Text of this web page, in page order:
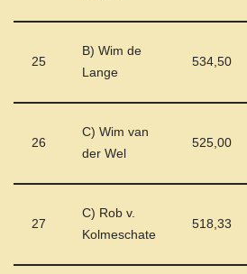
25
B) Wim de
Lange
534,50
26
C) Wim van
der Wel
525,00
27
C) Rob v.
Kolmeschate
518,33